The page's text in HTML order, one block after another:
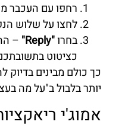
רחפו עם העכבר
לחצו על שלוש
בחרו"Reply"
–
כציטוט
כך כולם מבינים בדיוק
יותר בלבול ב"על מה
אמוג'י